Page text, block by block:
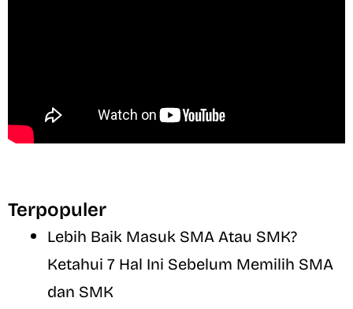
Terpopuler
Lebih Baik Masuk SMA Atau SMK?
Ketahui 7 Hal Ini Sebelum Memilih SMA
dan SMK